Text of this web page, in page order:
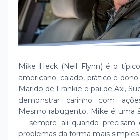
Mike Heck (Neil Flynn) é o
americano: calado, prático e
Marido de Frankie e pai de Axl,
demonstrar carinho com
Mesmo rabugento, Mike é uma
— sempre ali quando precisam
problemas da forma mais